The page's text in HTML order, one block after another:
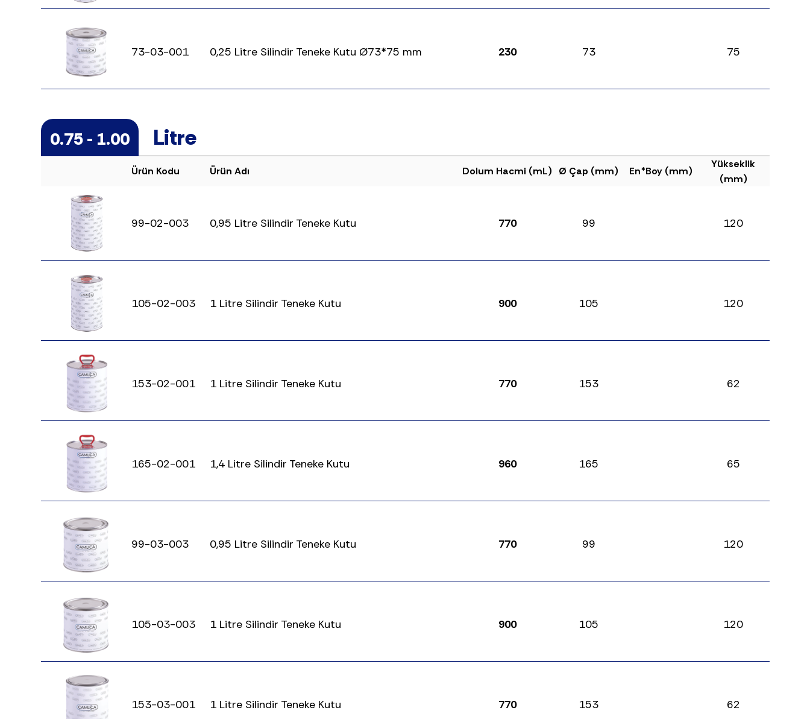
73-03-001 0,25 Litre Silindir Teneke Kutu Ø73*75 mm 230 73 75
0.75 - 1.00 Litre
Ürün Kodu Ürün Adı Dolum Hacmi (mL) Ø Çap (mm) En*Boy (mm)
Yükseklik
(mm)
99-02-003 0,95 Litre Silindir Teneke Kutu 770 99 120
105-02-003 1 Litre Silindir Teneke Kutu 900 105 120
153-02-001 1 Litre Silindir Teneke Kutu 770 153 62
165-02-001 1,4 Litre Silindir Teneke Kutu 960 165 65
99-03-003 0,95 Litre Silindir Teneke Kutu 770 99 120
105-03-003 1 Litre Silindir Teneke Kutu 900 105 120
153-03-001 1 Litre Silindir Teneke Kutu 770 153 62